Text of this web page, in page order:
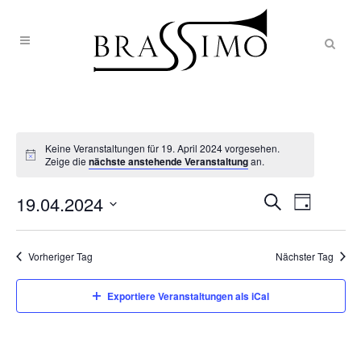
Keine Veranstaltungen für 19. April 2024 vorgesehen.
Zeige die nächste anstehende Veranstaltungan.
SUCHE
UND
Tag
19.04.2024
Datum
Vorheriger Tag Nächster Tag
Exportiere Veranstaltungen als iCal